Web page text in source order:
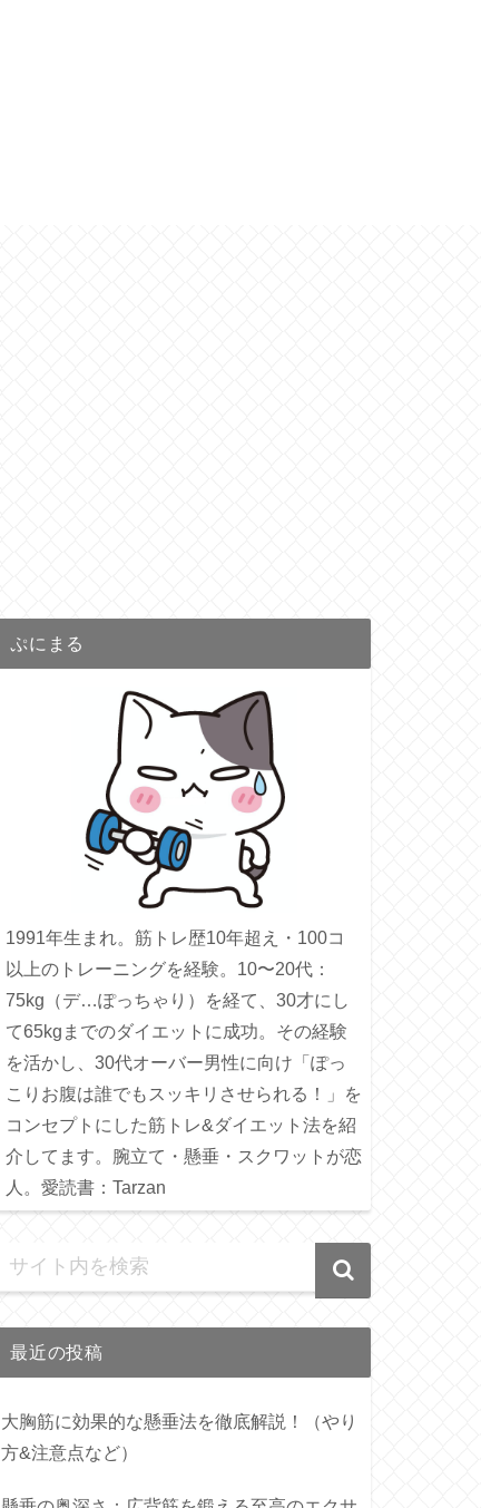
ぷにまる
1991年生まれ。筋トレ歴10年超え・100コ
以上のトレーニングを経験。10〜20代：
75kg（デ…ぽっちゃり）を経て、30才にし
て65kgまでのダイエットに成功。その経験
を活かし、30代オーバー男性に向け「ぽっ
こりお腹は誰でもスッキリさせられる！」を
コンセプトにした筋トレ&ダイエット法を紹
介してます。腕立て・懸垂・スクワットが恋
人。愛読書：Tarzan
最近の投稿
大胸筋に効果的な懸垂法を徹底解説！（やり
方&注意点など）